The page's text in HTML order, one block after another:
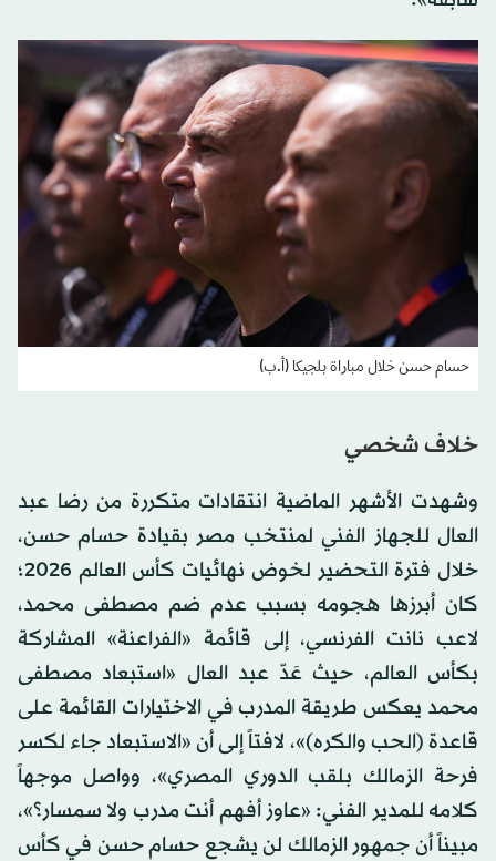
حسام حسن خلال مباراة بلجيكا (أ.ب)
خلاف شخصي
وشهدت الأشهر الماضية انتقادات متكررة من رضا عبد
العال للجهاز الفني لمنتخب مصر بقيادة حسام حسن،
خلال فترة التحضير لخوض نهائيات كأس العالم 2026؛
كان أبرزها هجومه بسبب عدم ضم مصطفى محمد،
لاعب نانت الفرنسي، إلى قائمة «الفراعنة» المشاركة
بكأس العالم، حيث عَدّ عبد العال «استبعاد مصطفى
محمد يعكس طريقة المدرب في الاختيارات القائمة على
قاعدة (الحب والكره)»، لافتاً إلى أن «الاستبعاد جاء لكسر
فرحة الزمالك بلقب الدوري المصري»، وواصل موجهاً
كلامه للمدير الفني: «عاوز أفهم أنت مدرب ولا سمسار؟»،
مبيناً أن جمهور الزمالك لن يشجع حسام حسن في كأس